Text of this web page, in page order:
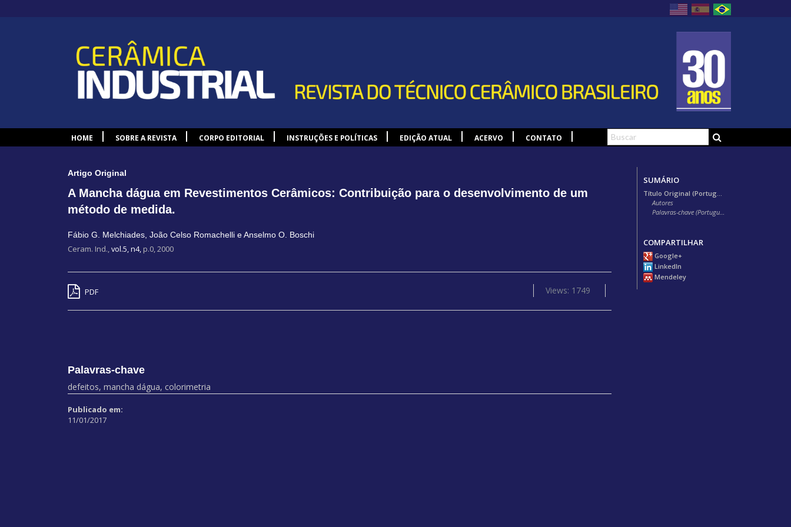
HOME SOBRE A REVISTA CORPO EDITORIAL INSTRUÇÕES E POLÍTICAS EDIÇÃO ATUAL ACERVO CONTATO
Artigo Original
A Mancha dágua em Revestimentos Cerâmicos: Contribuição para o desenvolvimento de um
método de medida.
Fábio G. Melchiades ,João Celso Romachelli e Anselmo O. Boschi
Ceram. Ind.,vol.5, n4, p.0, 2000
PDF Views: 1749
Palavras-chave
defeitos, mancha dágua, colorimetria
Publicado em:
11/01/2017
SUMÁRIO
Autores
COMPARTILHAR
Google+
LinkedIn
Mendeley